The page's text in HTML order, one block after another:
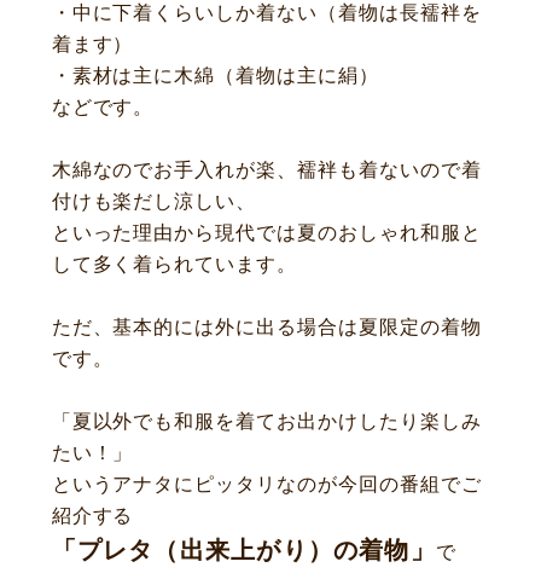
・中に下着くらいしか着ない（着物は長襦袢を
着ます）
・素材は主に木綿（着物は主に絹）
などです。
木綿なのでお手入れが楽、襦袢も着ないので着
付けも楽だし涼しい、
といった理由から現代では夏のおしゃれ和服と
して多く着られています。
ただ、基本的には外に出る場合は夏限定の着物
です。
「夏以外でも和服を着てお出かけしたり楽しみ
たい！」
というアナタにピッタリなのが今回の番組でご
紹介する
「プレタ（出来上がり）の着物」
で